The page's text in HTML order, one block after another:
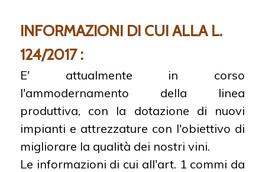
INFORMAZIONI DI CUI ALLA L.
124/2017 :
E' attualmente in corso
l'ammodernamento della linea
produttiva, con la dotazione di nuovi
impianti e attrezzature con l'obiettivo di
migliorare la qualità dei nostri vini.
Le informazioni di cui all'art. 1 commi da